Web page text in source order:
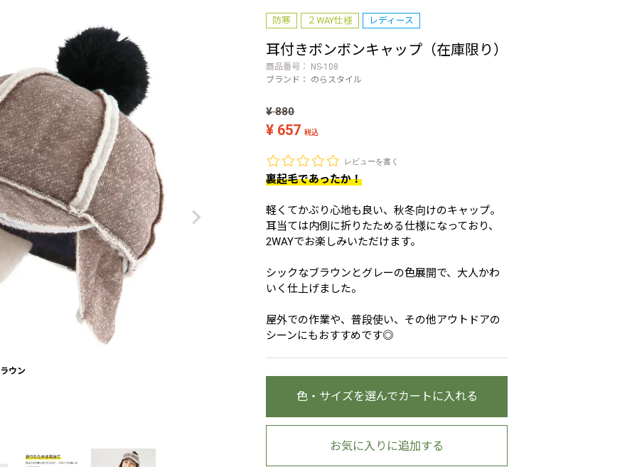
ウン
防寒 ２WAY仕様 レディース
耳付きボンボンキャップ（在庫限り）
商品番号
NS-108
ブランド：
のらスタイル
¥ 880
¥ 657 税込
レビューを書く
裏起毛であったか！
軽くてかぶり心地も良い、秋冬向けのキャップ。
耳当ては内側に折りたためる仕様になっており、
2WAYでお楽しみいただけます。
シックなブラウンとグレーの色展開で、大人かわ
いく仕上げました。
屋外での作業や、普段使い、その他アウトドアの
シーンにもおすすめです◎
色・サイズを選んでカートに入れる
お気に入りに追加する